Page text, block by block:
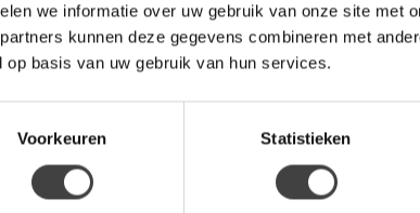
we informatie over uw gebruik van onze site met
kunnen deze gegevens combineren met
basis van uw gebruik van hun services.
Voorkeuren Statistieken